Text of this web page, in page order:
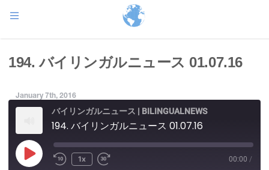
194. バイリンガルニュース 01.07.16
January 7th, 2016
バイリンガルニュース | BILINGUALNEWS
194. バイリンガルニュース 01.07.16
Play
Episode
1x 00:00 /